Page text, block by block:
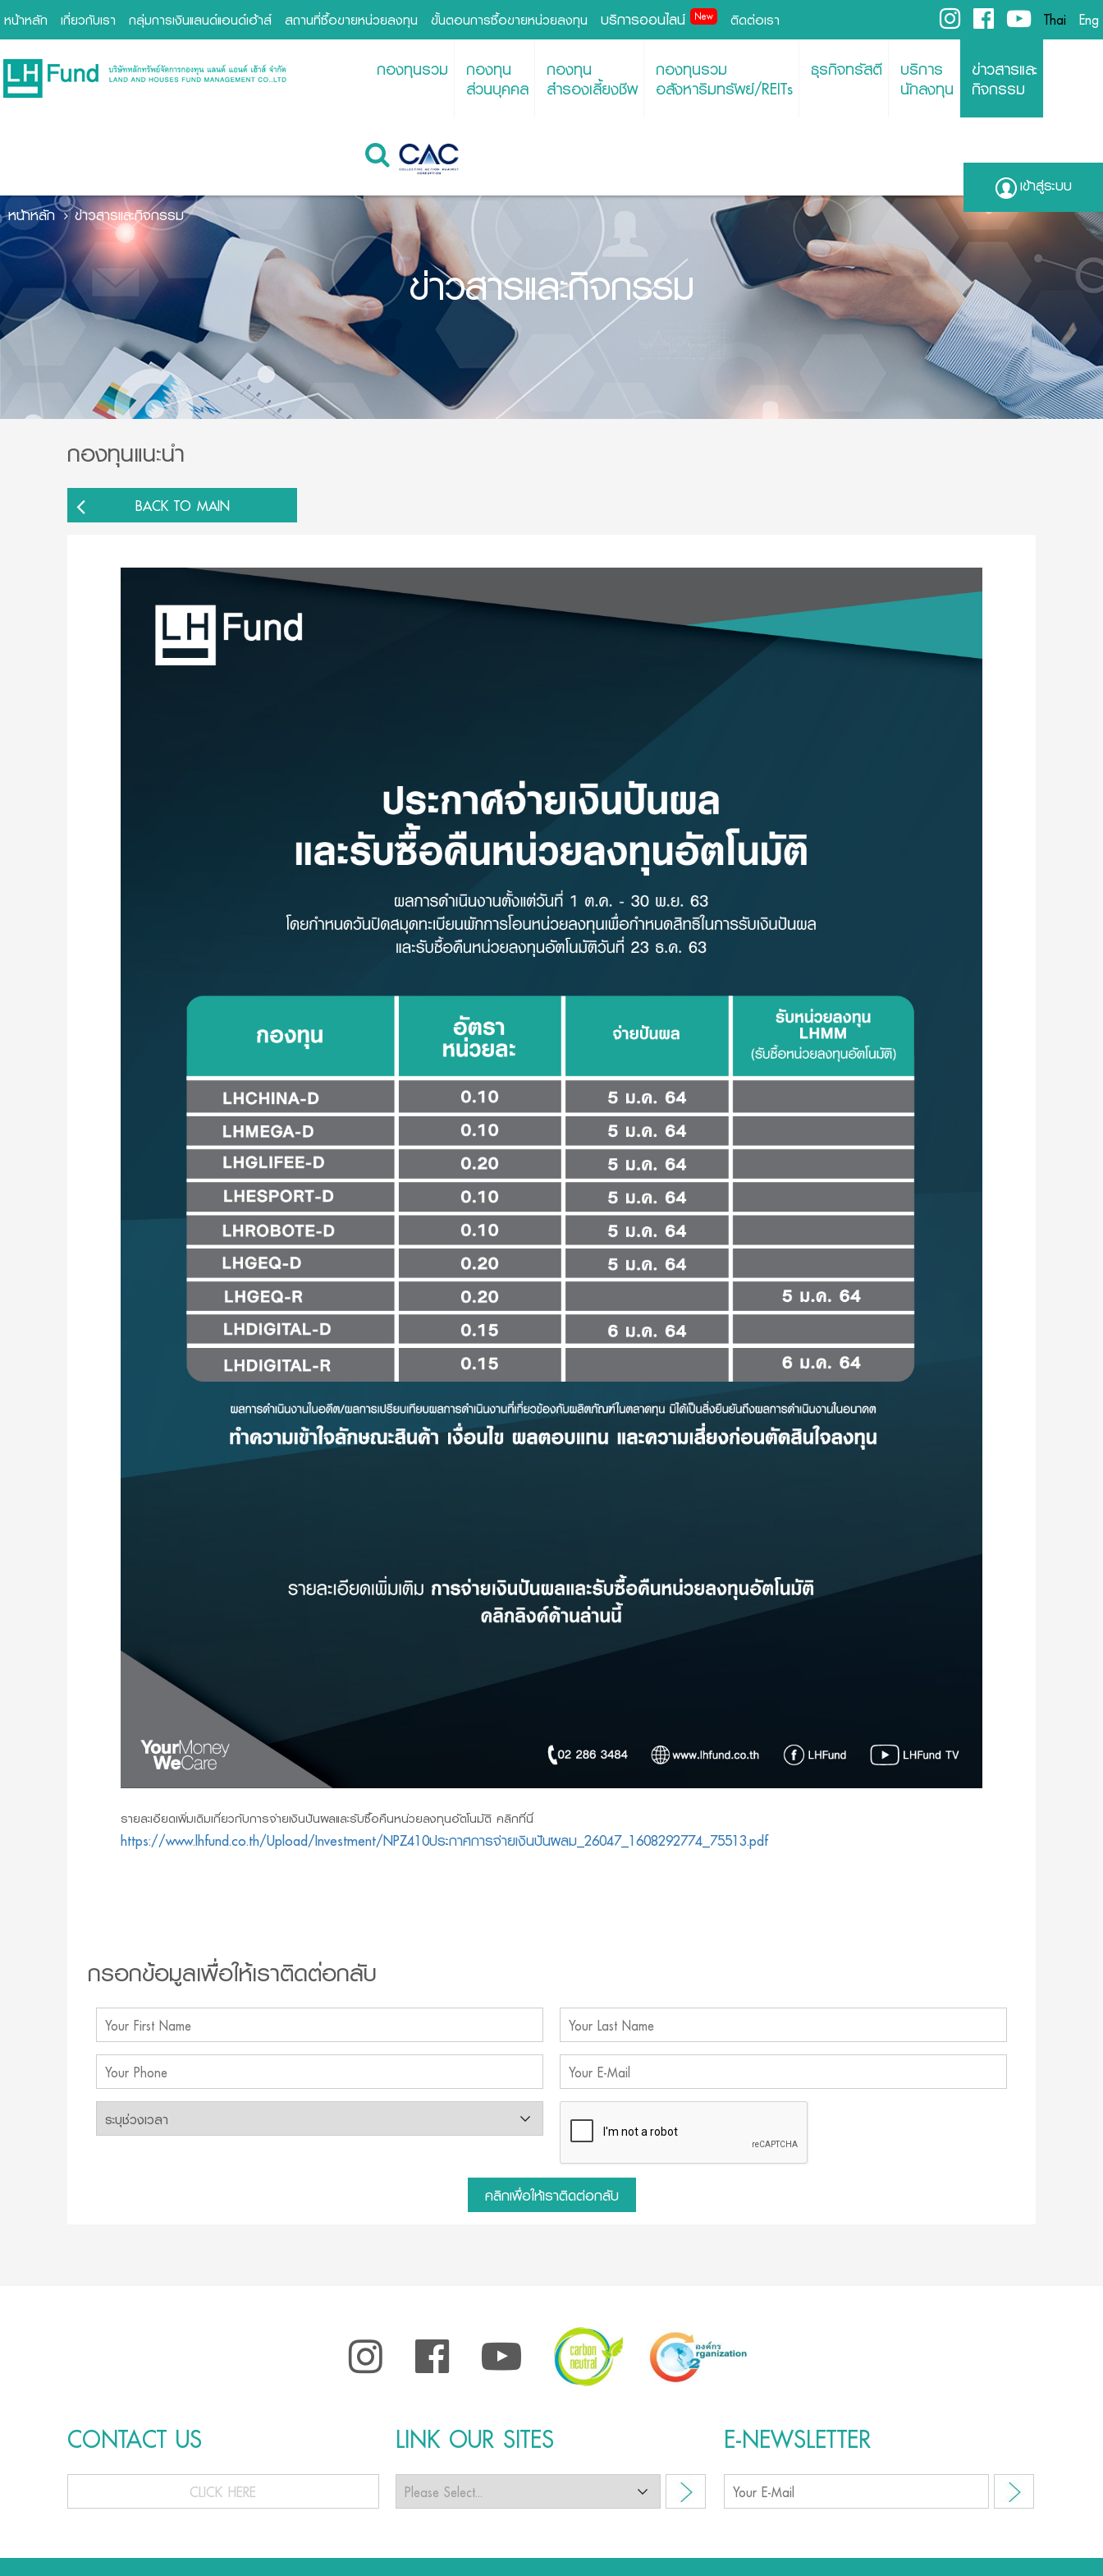
หน้าหลัก เกี่ยวกับเรา กลุ่มการเงินแลนด์แอนด์เฮ้าส์ สถานที่ซื้อขายหน่วยลงทุน ขั้นตอนการซื้อขายหน่วยลงทุน บริการออนไลน์ New ติดต่อเรา Thai Eng
กองทุนรวม กองทุน
ส่วนบุคคล
กองทุน
สำรองเลี้ยงชีพ
กองทุนรวม
อสังหาริมทรัพย์/REITs
ธุรกิจทรัสตี บริการ
นักลงทุน
ข่าวสารและ
กิจกรรม
เข้าสู่ระบบ
ข่าวสารและกิจกรรม
หน้าหลัก ข่าวสารและกิจกรรม
กองทุนแนะนำ
BACK TO MAIN
รายละเอียดเพิ่มเติมเกี่ยวกับการจ่ายเงินปันผลและรับซื้อคืนหน่วยลงทุนอัตโนมัติ คลิกที่นี่
https://www.lhfund.co.th/Upload/Investment/NPZ410ประกาศการจ่ายเงินปันผลม_26047_1608292774_75513.pdf
กรอกข้อมูลเพื่อให้เราติดต่อกลับ
คลิกเพื่อให้เราติดต่อกลับ
CONTACT US
CLICK HERE
LINK OUR SITES E-NEWSLETTER